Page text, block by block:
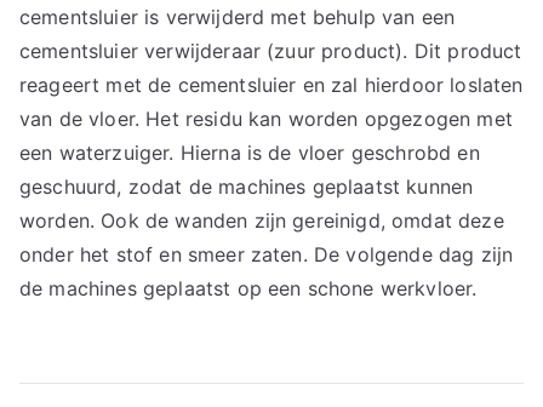
cementsluier is verwijderd met behulp van een
cementsluier verwijderaar (zuur product). Dit product
reageert met de cementsluier en zal hierdoor loslaten
van de vloer. Het residu kan worden opgezogen met
een waterzuiger. Hierna is de vloer geschrobd en
geschuurd, zodat de machines geplaatst kunnen
worden. Ook de wanden zijn gereinigd, omdat deze
onder het stof en smeer zaten. De volgende dag zijn
de machines geplaatst op een schone werkvloer.